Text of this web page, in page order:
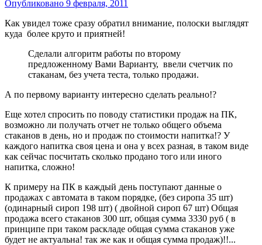
Опубликовано 9 февраля, 2011
Как увидел тоже сразу обратил внимание, полоски выглядят
куда более круто и приятней!
Сделали алгоритм работы по второму
предложенному Вами Варианту, ввели счетчик по
стаканам, без учета теста, только продажи.
А по первому варианту интересно сделать реально!?
Еще хотел спросить по поводу статистики продаж на ПК,
возможно ли получать отчет не только общего объема
стаканов в день, но и продаж по стоимости напитка!? У
каждого напитка своя цена и она у всех разная, в таком виде
как сейчас посчитать сколько продано того или иного
напитка, сложно!
К примеру на ПК в каждый день поступают данные о
продажах с автомата в таком порядке, (без сиропа 35 шт)
(одинарный сироп 198 шт) ( двойной сироп 67 шт) Общая
продажа всего стаканов 300 шт, общая сумма 3330 руб ( в
принципе при таком раскладе общая сумма стаканов уже
будет не актуальна! так же как и общая сумма продаж)!!...